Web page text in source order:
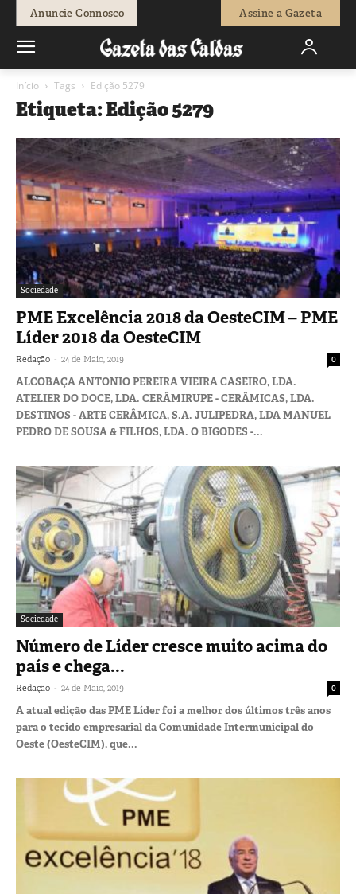
Anuncie Connosco Assine a Gazeta
Início Tags Edição 5279
Etiqueta: Edição 5279
Sociedade
PME Excelência 2018 da OesteCIM – PME
Líder 2018 da OesteCIM
Redação - 24 de Maio, 2019 0
ALCOBAÇA ANTONIO PEREIRA VIEIRA CASEIRO, LDA.
ATELIER DO DOCE, LDA. CERÂMIRUPE - CERÂMICAS, LDA.
DESTINOS - ARTE CERÂMICA, S.A. JULIPEDRA, LDA MANUEL
PEDRO DE SOUSA & FILHOS, LDA. O BIGODES -...
Sociedade
Número de Líder cresce muito acima do
país e chega...
Redação - 24 de Maio, 2019 0
A atual edição das PME Líder foi a melhor dos últimos três anos
para o tecido empresarial da Comunidade Intermunicipal do
Oeste (OesteCIM), que...